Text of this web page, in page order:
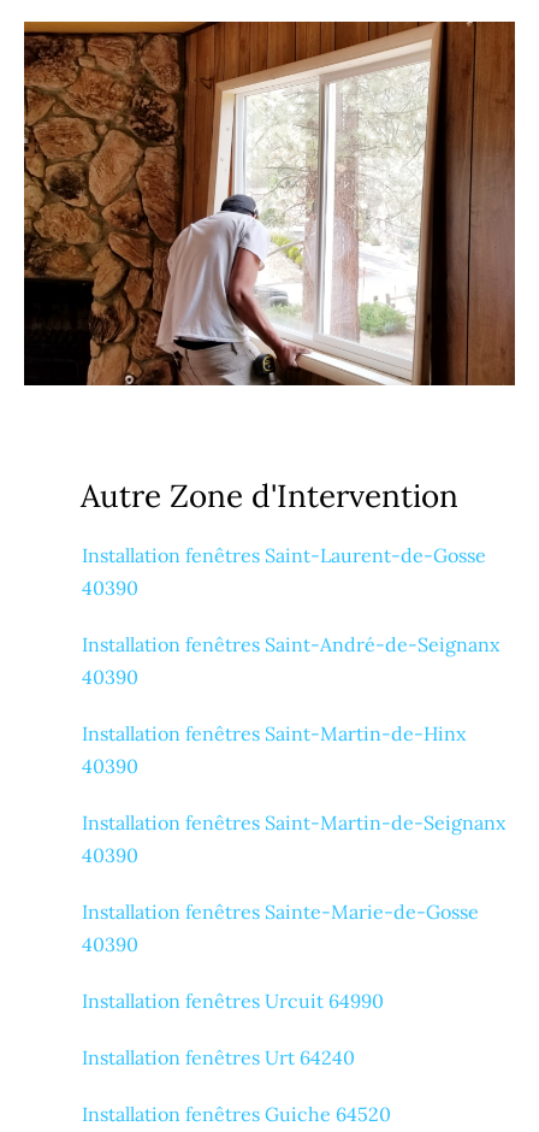
Autre Zone d'Intervention
Installation fenêtres Saint-Laurent-de-Gosse
40390
Installation fenêtres Saint-André-de-Seignanx
40390
Installation fenêtres Saint-Martin-de-Hinx
40390
Installation fenêtres Saint-Martin-de-Seignanx
40390
Installation fenêtres Sainte-Marie-de-Gosse
40390
Installation fenêtres Urcuit 64990
Installation fenêtres Urt 64240
Installation fenêtres Guiche 64520